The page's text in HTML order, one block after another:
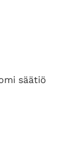
säätiö